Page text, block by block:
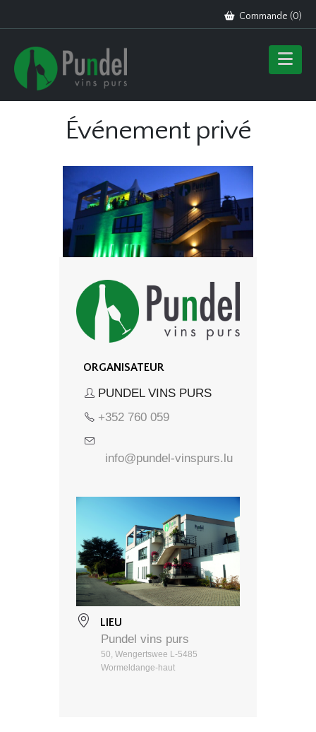
Commande (0)
Événement privé
ORGANISATEUR
PUNDEL VINS PURS
+352 760 059
info@pundel-vinspurs.lu
LIEU
Pundel vins purs
50, Wengertswee L-5485
Wormeldange-haut